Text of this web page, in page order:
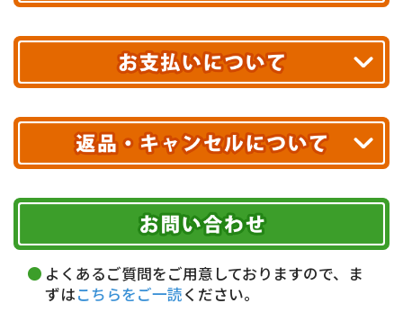
あす着エリアが対象です。
エリアやお届け日の確認はこちら▶
※ 配送業者による配送遅延が生じる可能性がございます。
※ 沖縄・離島はお届けできません。
送料無料!
10,000円未満 全国一律1,100円(税込)
配送業者
ヤマト運輸
お届け可能時間帯
午前中 14～16時
16～18時
18～20時
19～21時 指定なし
クレジットカード
代金引換(現金のみ)
5,000円未満…330円(税込)
期限を含むルール（条件）や、お客様にご負担い
ただく費用がございます。
詳しくはこちら▶
よくあるご質問をご用意しておりますので、ま
ずはこちらをご一読ください。